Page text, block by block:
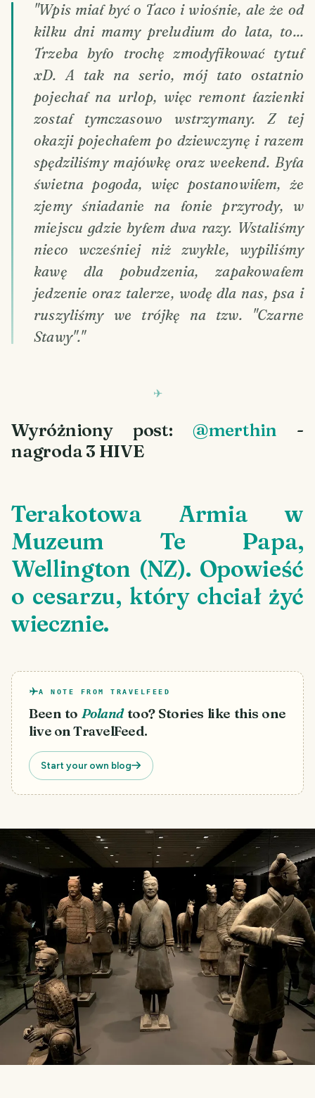
"Wpis miał być o Taco i wiośnie, ale że od
kilku dni mamy preludium do lata, to...
Trzeba było trochę zmodyfikować tytuł
xD. A tak na serio, mój tato ostatnio
pojechał na urlop, więc remont łazienki
został tymczasowo wstrzymany. Z tej
okazji pojechałem po dziewczynę i razem
spędziliśmy majówkę oraz weekend. Była
świetna pogoda, więc postanowiłem, że
zjemy śniadanie na łonie przyrody, w
miejscu gdzie byłem dwa razy. Wstaliśmy
nieco wcześniej niż zwykle, wypiliśmy
kawę dla pobudzenia, zapakowałem
jedzenie oraz talerze, wodę dla nas, psa i
ruszyliśmy we trójkę na tzw. "Czarne
Stawy"."
Wyróżniony post: @merthin -
nagroda 3 HIVE
Terakotowa Armia w
Muzeum Te Papa,
Wellington (NZ). Opowieść
o cesarzu, który chciał żyć
wiecznie.
A NOTE FROM TRAVELFEED
Been to Poland too? Stories like this one
live on TravelFeed.
Start your own blog